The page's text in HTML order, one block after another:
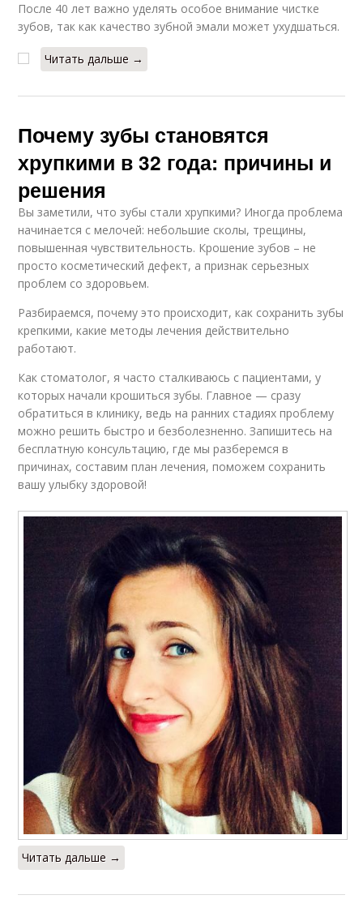
После 40 лет важно уделять особое внимание чистке
зубов, так как качество зубной эмали может ухудшаться.
Читать дальше →
Почему зубы становятся
хрупкими в 32 года: причины и
решения
Вы заметили, что зубы стали хрупкими? Иногда проблема
начинается с мелочей: небольшие сколы, трещины,
повышенная чувствительность. Крошение зубов – не
просто косметический дефект, а признак серьезных
проблем со здоровьем.
Разбираемся, почему это происходит, как сохранить зубы
крепкими, какие методы лечения действительно
работают.
Как стоматолог, я часто сталкиваюсь с пациентами, у
которых начали крошиться зубы. Главное — сразу
обратиться в клинику, ведь на ранних стадиях проблему
можно решить быстро и безболезненно. Запишитесь на
бесплатную консультацию, где мы разберемся в
причинах, составим план лечения, поможем сохранить
вашу улыбку здоровой!
Читать дальше →